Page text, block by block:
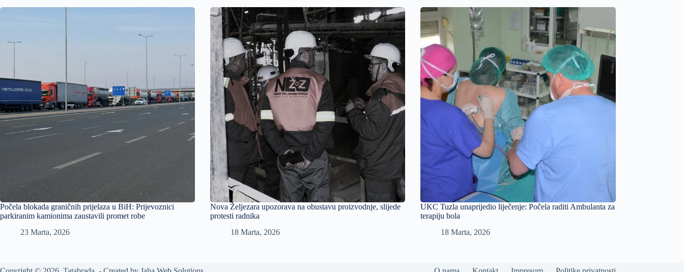
Počela blokada graničnih prijelaza u BiH: Prijevoznici
parkiranim kamionima zaustavili promet robe
23 Marta, 2026
Nova Željezara upozorava na obustavu proizvodnje, slijede
protesti radnika
18 Marta, 2026
UKC Tuzla unaprijedio liječenje: Počela raditi Ambulanta za
terapiju bola
18 Marta, 2026